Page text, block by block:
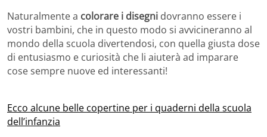
Naturalmente a colorare i disegni dovranno essere i
vostri bambini, che in questo modo si avvicineranno al
mondo della scuola divertendosi, con quella giusta dose
di entusiasmo e curiosità che li aiuterà ad imparare
cose sempre nuove ed interessanti!
Ecco alcune belle copertine per i quaderni della scuola
dell’infanzia